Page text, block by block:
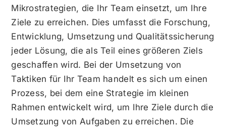
Mikrostrategien, die Ihr Team einsetzt, um Ihre
Ziele zu erreichen. Dies umfasst die Forschung,
Entwicklung, Umsetzung und Qualitätssicherung
jeder Lösung, die als Teil eines größeren Ziels
geschaffen wird. Bei der Umsetzung von
Taktiken für Ihr Team handelt es sich um einen
Prozess, bei dem eine Strategie im kleinen
Rahmen entwickelt wird, um Ihre Ziele durch die
Umsetzung von Aufgaben zu erreichen. Die